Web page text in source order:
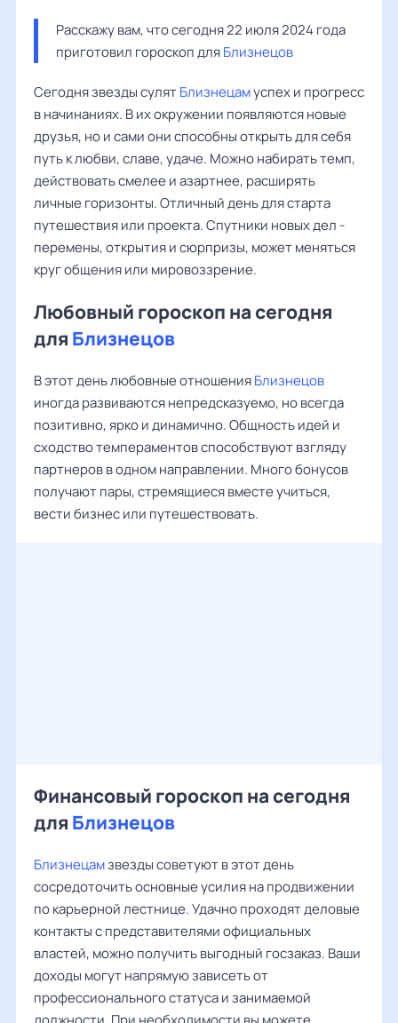
Расскажу вам, что сегодня 22 июля 2024 года
приготовил гороскоп для Близнецов
Сегодня звезды сулятБлизнецамуспех и прогресс
в начинаниях. В их окружении появляются новые
друзья, но и сами они способны открыть для себя
путь к любви, славе, удаче. Можно набирать темп,
действовать смелее и азартнее, расширять
личные горизонты. Отличный день для старта
путешествия или проекта. Спутники новых дел -
перемены, открытия и сюрпризы, может меняться
круг общения или мировоззрение.
Любовный гороскоп на сегодня
для Близнецов
В этот день любовные отношенияБлизнецов
иногда развиваются непредсказуемо, но всегда
позитивно, ярко и динамично. Общность идей и
сходство темпераментов способствуют взгляду
партнеров в одном направлении. Много бонусов
получают пары, стремящиеся вместе учиться,
вести бизнес или путешествовать.
Финансовый гороскоп на сегодня
для Близнецов
Близнецамзвезды советуют в этот день
сосредоточить основные усилия на продвижении
по карьерной лестнице. Удачно проходят деловые
контакты с представителями официальных
властей, можно получить выгодный госзаказ. Ваши
доходы могут напрямую зависеть от
профессионального статуса и занимаемой